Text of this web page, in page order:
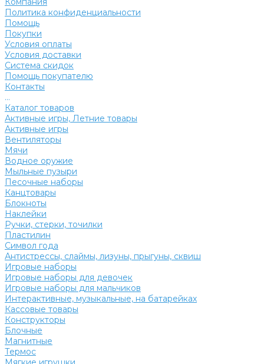
Политика конфиденциальности
Помощь
Покупки
Условия оплаты
Условия доставки
Система скидок
Помощь покупателю
Контакты
...
Каталог товаров
Активные игры, Летние товары
Активные игры
Вентиляторы
Мячи
Водное оружие
Мыльные пузыри
Песочные наборы
Канцтовары
Блокноты
Наклейки
Ручки, стерки, точилки
Пластилин
Символ года
Антистрессы, слаймы, лизуны, прыгуны, сквиш
Игровые наборы
Игровые наборы для девочек
Игровые наборы для мальчиков
Интерактивные, музыкальные, на батарейках
Кассовые товары
Конструкторы
Блочные
Магнитные
Термос